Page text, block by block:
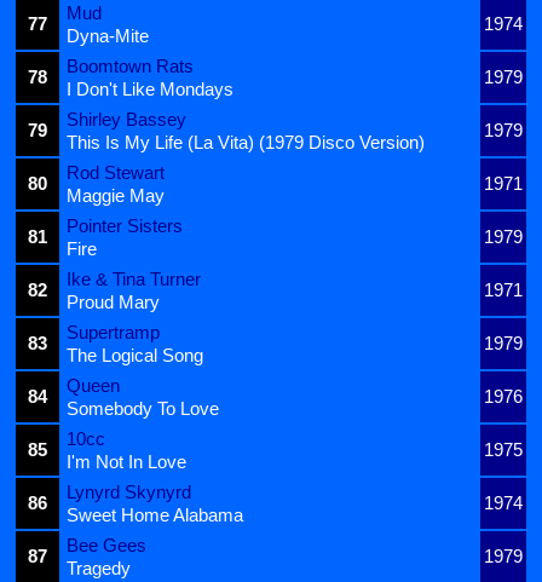
77
Mud
1974
Dyna-Mite
78
Boomtown Rats
1979
I Don't Like Mondays
79
Shirley Bassey
1979
This Is My Life (La Vita) (1979 Disco Version)
80
Rod Stewart
1971
Maggie May
81
Pointer Sisters
1979
Fire
82
Ike & Tina Turner
1971
Proud Mary
83
Supertramp
1979
The Logical Song
84
Queen
1976
Somebody To Love
85
10cc
1975
I'm Not In Love
86
Lynyrd Skynyrd
1974
Sweet Home Alabama
87
Bee Gees
1979
Tragedy